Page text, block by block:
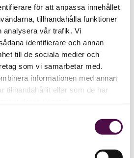
för att anpassa innehållet
tillhandahålla funktioner
analysera vår trafik. Vi
identifierare och annan
till de sociala medier och
som vi samarbetar med.
informationen med annan
tillhandahållit eller som de har